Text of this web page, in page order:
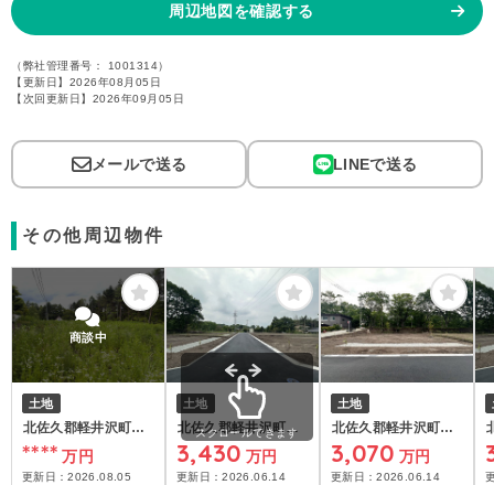
周辺地図を確認する
（弊社管理番号： 1001314）
【更新日】2026年08月05日
【次回更新日】2026年09月05日
メールで送る LINEで送る
その他周辺物件
商談中
土地
北佐久郡軽井沢町大
字長倉
**** 万円
更新日：2026.08.05
土地
北佐久郡軽井沢町大
字追分
3,430 万円
更新日：2026.06.14
土地
北佐久郡軽井沢町大
字追分
3,070 万円
更新日：2026.06.14
スクロールできます